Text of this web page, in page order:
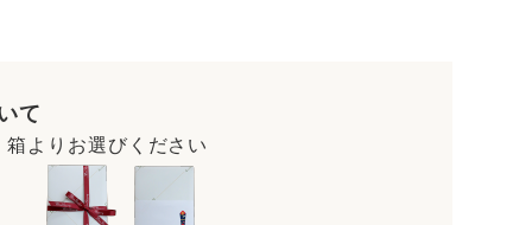
て
よりお選びください